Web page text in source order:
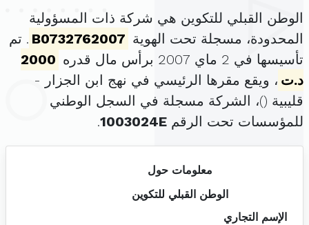
الوطن القبلي للتكوين هي شركة ذات المسؤولية
المحدودة، مسجلة تحت الهوية B0732762007 . تم
تأسيسها في 2 ماي 2007 برأس مال قدره
2000
د.ت ، ويقع مقرها الرئيسي في نهج ابن الجزار -
قليبية ()، الشركة مسجلة في السجل الوطني
للمؤسسات تحت الرقم 1003024E
.
معلومات حول
الوطن القبلي للتكوين
الإسم التجاري